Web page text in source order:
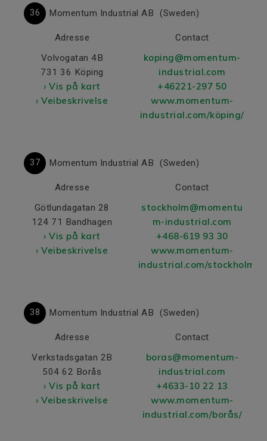
36 Momentum Industrial AB (Sweden)
Adresse
Volvogatan 4B
731 36 Köping
› Vis på kart
› Veibeskrivelse
Contact
koping@momentum-
industrial.com
+46221-297 50
www.momentum-
industrial.com/köping/
37 Momentum Industrial AB (Sweden)
Adresse
Götlundagatan 28
124 71 Bandhagen
› Vis på kart
› Veibeskrivelse
Contact
stockholm@momentu
m-industrial.com
+468-619 93 30
www.momentum-
industrial.com/stockholm/
38 Momentum Industrial AB (Sweden)
Adresse
Verkstadsgatan 2B
504 62 Borås
› Vis på kart
› Veibeskrivelse
Contact
boras@momentum-
industrial.com
+4633-10 22 13
www.momentum-
industrial.com/borås/